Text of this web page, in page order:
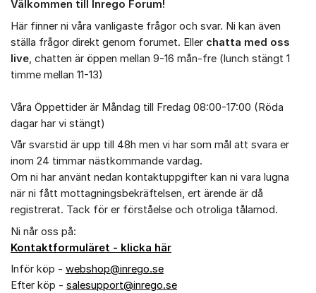
Om forumet
Välkommen till Inrego Forum!
Här finner ni våra vanligaste frågor och svar. Ni kan även
ställa frågor direkt genom forumet. Eller chatta med oss
live, chatten är öppen mellan 9-16 mån-fre (lunch stängt 1
timme mellan 11-13)
Våra Öppettider är Måndag till Fredag 08:00-17:00 (Röda
dagar har vi stängt)
Vår svarstid är upp till 48h men vi har som mål att svara er
inom 24 timmar nästkommande vardag.
Om ni har använt nedan kontaktuppgifter kan ni vara lugna
när ni fått mottagningsbekräftelsen, ert ärende är då
registrerat. Tack för er förståelse och otroliga tålamod.
Ni når oss på:
Kontaktformuläret - klicka här
Inför köp - webshop@inrego.se
Efter köp - salesupport@inrego.se